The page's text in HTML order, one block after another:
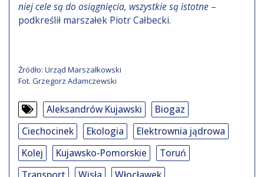
niej cele są do osiągnięcia, wszystkie są istotne –
podkreślił marszałek Piotr Całbecki.
Źródło: Urząd Marszałkowski
Fot. Grzegorz Adamczewski
Aleksandrów Kujawski
Biogaz
Ciechocinek
Ekologia
Elektrownia jądrowa
Kolej
Kujawsko-Pomorskie
Toruń